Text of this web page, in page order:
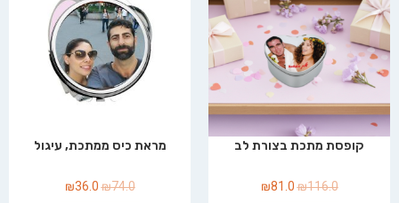
קופסת מתכת בצורת לב
₪116.0
₪81.0
מראת כיס ממתכת, עיגול
₪74.0
₪36.0